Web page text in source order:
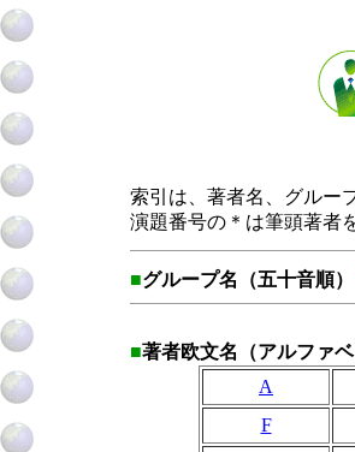
索引は、著者名、グルー
演題番号の＊は筆頭著者
■グループ名（五十音順）
■著者欧文名（アルファベ
A
F